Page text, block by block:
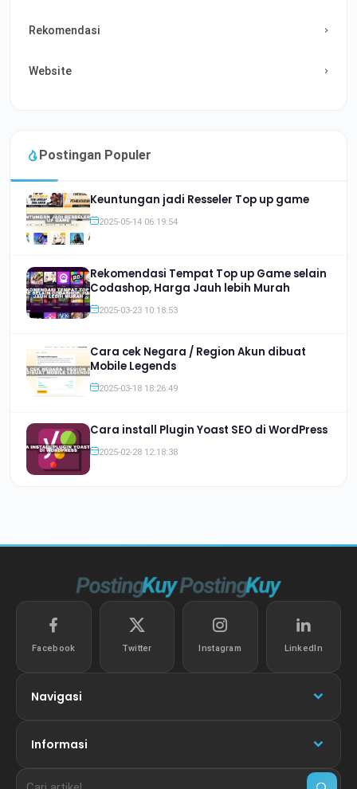
Rekomendasi
Website
Postingan Populer
Keuntungan jadi Resseler Top up game
2025-05-14 06:19:54
Rekomendasi Tempat Top up Game selain
Codashop, Harga Jauh lebih Murah
2025-03-23 10:18:53
Cara cek Negara / Region Akun dibuat
Mobile Legends
2025-03-18 18:26:49
Cara install Plugin Yoast SEO di WordPress
2025-02-28 12:18:38
Facebook Twitter Instagram LinkedIn
Navigasi
Informasi